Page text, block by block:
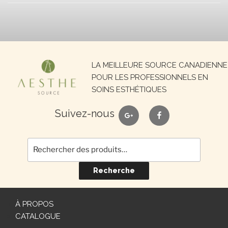
LA MEILLEURE SOURCE CANADIENNE
POUR LES PROFESSIONNELS EN
SOINS ESTHÉTIQUES
Suivez-nous google facebook
Recherche
pour :
Recherche
À PROPOS
CATALOGUE